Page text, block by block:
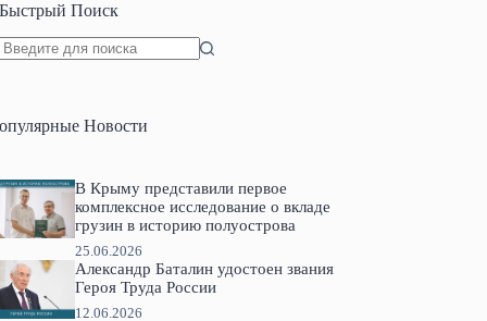
Быстрый Поиск
Новости
В Крыму представили первое
комплексное исследование о вкладе
грузин в историю полуострова
25.06.2026
Александр Баталин удостоен звания
Героя Труда России
12.06.2026